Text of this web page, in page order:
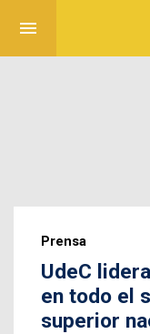
menu
Prensa
UdeC
en todo el
superior